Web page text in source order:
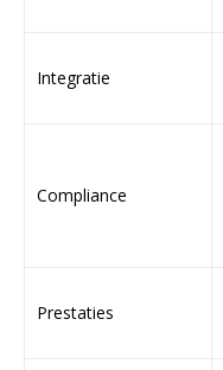
Integratie
Compliance
Prestaties